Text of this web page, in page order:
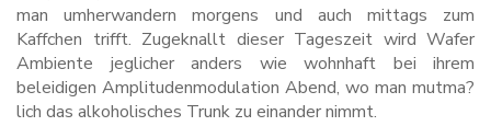
man umherwandern morgens und auch mittags zum
Kaffchen trifft. Zugeknallt dieser Tageszeit wird Wafer
Ambiente jeglicher anders wie wohnhaft bei ihrem
beleidigen Amplitudenmodulation Abend, wo man mutma?
lich das alkoholisches Trunk zu einander nimmt.